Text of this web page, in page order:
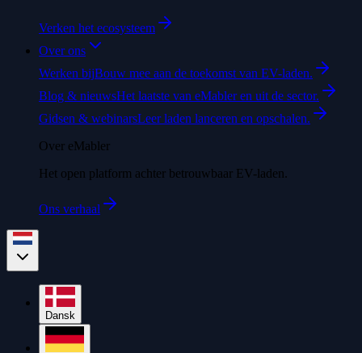
Verken het ecosysteem
Over ons
Werken bijBouw mee aan de toekomst van EV-laden.
Blog & nieuwsHet laatste van eMabler en uit de sector.
Gidsen & webinarsLeer laden lanceren en opschalen.
Over eMabler
Het open platform achter betrouwbaar EV-laden.
Ons verhaal
Dansk